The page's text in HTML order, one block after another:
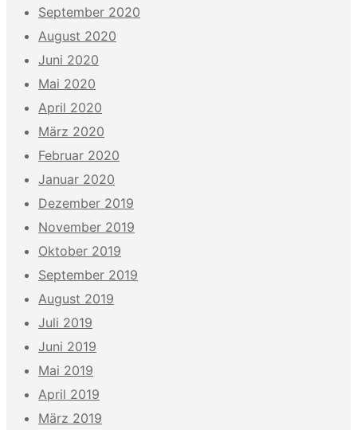
September 2020
August 2020
Juni 2020
Mai 2020
April 2020
März 2020
Februar 2020
Januar 2020
Dezember 2019
November 2019
Oktober 2019
September 2019
August 2019
Juli 2019
Juni 2019
Mai 2019
April 2019
März 2019